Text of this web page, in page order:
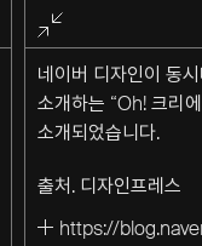
전체화면
종료
네이버 디자인이 동
소개하는 “Oh! 크리
소개되었습니다.
출처. 디자인프레스
https://